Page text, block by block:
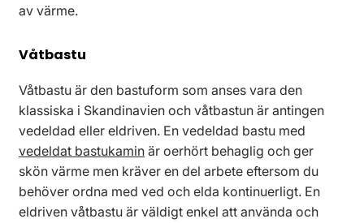
av värme.
Våtbastu
Våtbastu är den bastuform som anses vara den
klassiska i Skandinavien och våtbastun är antingen
vedeldad eller eldriven. En vedeldad bastu med
vedeldat bastukamin är oerhört behaglig och ger
skön värme men kräver en del arbete eftersom du
behöver ordna med ved och elda kontinuerligt. En
eldriven våtbastu är väldigt enkel att använda och